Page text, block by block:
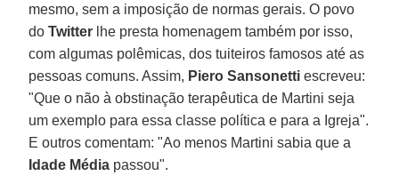
mesmo, sem a imposição de normas gerais. O povo
doTwitter lhe presta homenagem também por isso,
com algumas polêmicas, dos tuiteiros famosos até as
pessoas comuns. Assim, Piero Sansonettiescreveu:
"Que o não à obstinação terapêutica de Martini seja
um exemplo para essa classe política e para a Igreja".
E outros comentam: "Ao menos Martini sabia que a
Idade Média passou".